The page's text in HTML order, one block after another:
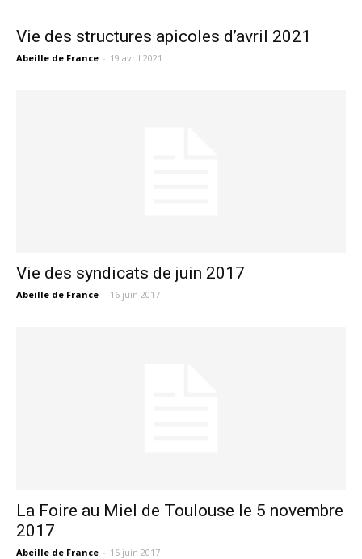
Vie des structures apicoles d’avril 2021
Abeille de France - 19 avril 2021
Vie des syndicats de juin 2017
Abeille de France - 16 juin 2017
La Foire au Miel de Toulouse le 5 novembre
2017
Abeille de France - 16 juin 2017